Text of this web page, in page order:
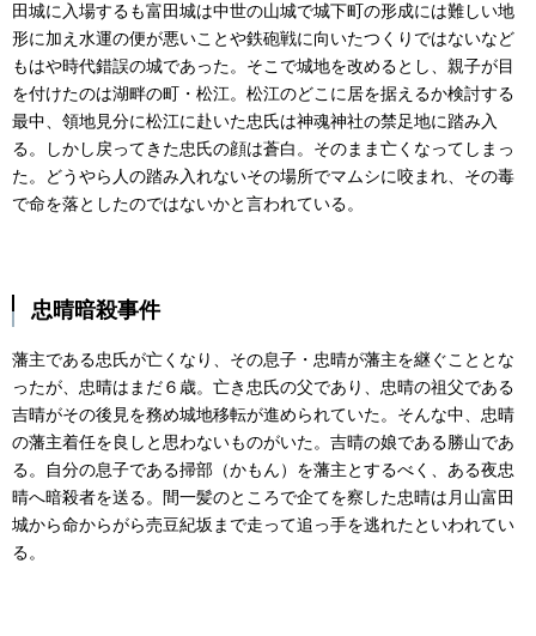
田城に入場するも富田城は中世の山城で城下町の形成には難しい地
形に加え水運の便が悪いことや鉄砲戦に向いたつくりではないなど
もはや時代錯誤の城であった。そこで城地を改めるとし、親子が目
を付けたのは湖畔の町・松江。松江のどこに居を据えるか検討する
最中、領地見分に松江に赴いた忠氏は神魂神社の禁足地に踏み入
る。しかし戻ってきた忠氏の顔は蒼白。そのまま亡くなってしまっ
た。どうやら人の踏み入れないその場所でマムシに咬まれ、その毒
で命を落としたのではないかと言われている。
忠晴暗殺事件
藩主である忠氏が亡くなり、その息子・忠晴が藩主を継ぐこととな
ったが、忠晴はまだ６歳。亡き忠氏の父であり、忠晴の祖父である
吉晴がその後見を務め城地移転が進められていた。そんな中、忠晴
の藩主着任を良しと思わないものがいた。吉晴の娘である勝山であ
る。自分の息子である掃部（かもん）を藩主とするべく、ある夜忠
晴へ暗殺者を送る。間一髪のところで企てを察した忠晴は月山富田
城から命からがら売豆紀坂まで走って追っ手を逃れたといわれてい
る。